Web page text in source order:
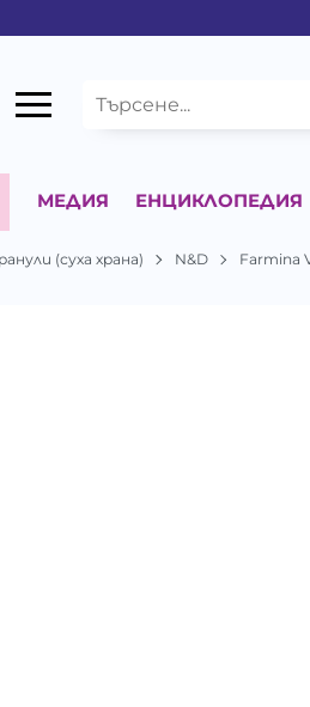
МЕДИЯ ЕНЦИКЛОПЕДИЯ
(суха храна) N&D Farmina